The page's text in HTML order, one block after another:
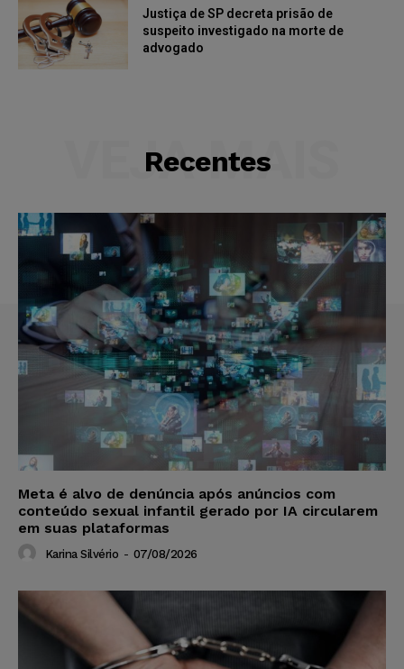
Justiça de SP decreta prisão de
suspeito investigado na morte de
advogado
Recentes
VEJA MAIS
Meta é alvo de denúncia após anúncios com
conteúdo sexual infantil gerado por IA circularem
em suas plataformas
Karina Silvério - 07/08/2026